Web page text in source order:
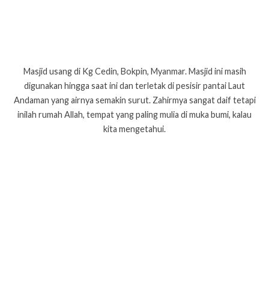
Masjid usang di Kg Cedin, Bokpin, Myanmar. Masjid ini masih
digunakan hingga saat ini dan terletak di pesisir pantai Laut
Andaman yang airnya semakin surut. Zahirmya sangat daif tetapi
inilah rumah Allah, tempat yang paling mulia di muka bumi, kalau
kita mengetahui.